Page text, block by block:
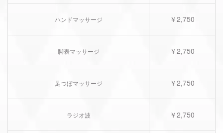
ハンドマッサージ ￥2,750
脚表マッサージ ￥2,750
足つぼマッサージ ￥2,750
ラジオ波 ￥2,750